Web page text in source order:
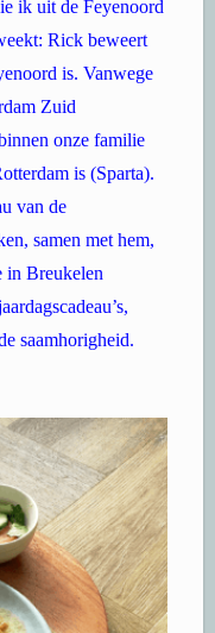
ik uit de Feyenoord
Rick beweert
is. Vanwege
Zuid
onze familie
is (Sparta).
van de
samen met hem,
in Breukelen
saamhorigheid.